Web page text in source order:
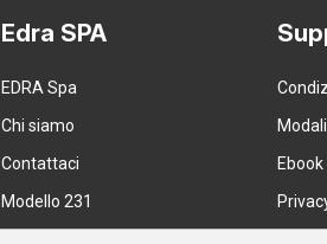
Edra SPA
EDRA Spa
Chi siamo
Contattaci
Modello 231